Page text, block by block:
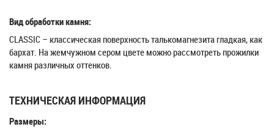
Вид обработки камня:
CLASSIC – классическая поверхность талькомагнезита гладкая, как
бархат. На жемчужном сером цвете можно рассмотреть прожилки
камня различных оттенков.
ТЕХНИЧЕСКАЯ ИНФОРМАЦИЯ
Размеры: